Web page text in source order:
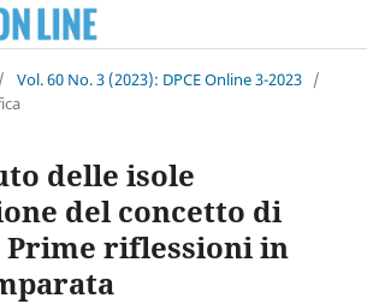
/ Vol. 60 No. 3 (2023): DPCE Online 3-2023 /
delle isole
del concetto di
Prime riflessioni in